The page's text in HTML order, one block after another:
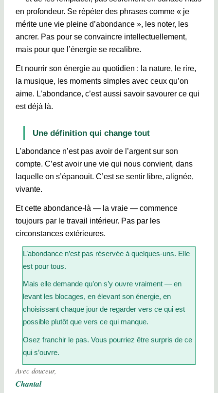
en profondeur. Se répéter des phrases comme « je
mérite une vie pleine d’abondance », les noter, les
ancrer. Pas pour se convaincre intellectuellement,
mais pour que l’énergie se recalibre.
Et nourrir son énergie au quotidien : la nature, le rire,
la musique, les moments simples avec ceux qu’on
aime. L’abondance, c’est aussi savoir savourer ce qui
est déjà là.
Une définition qui change tout
L’abondance n’est pas avoir de l’argent sur son
compte. C’est avoir une vie qui nous convient, dans
laquelle on s’épanouit. C’est se sentir libre, alignée,
vivante.
Et cette abondance-là — la vraie — commence
toujours par le travail intérieur. Pas par les
circonstances extérieures.
L’abondance n’est pas réservée à quelques-uns. Elle
est pour tous.
Mais elle demande qu’on s’y ouvre vraiment — en
levant les blocages, en élevant son énergie, en
choisissant chaque jour de regarder vers ce qui est
possible plutôt que vers ce qui manque.
Osez franchir le pas. Vous pourriez être surpris de ce
qui s’ouvre.
Avec douceur,
Chantal